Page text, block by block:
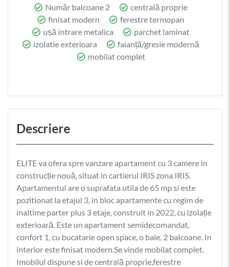
Număr balcoane 2
centrală proprie
finisat modern
ferestre termopan
ușă intrare metalica
parchet laminat
izolatie exterioara
faianță/gresie modernă
mobilat complet
Descriere
ELITE va ofera spre vanzare apartament cu 3 camere in
construcție nouă, situat in cartierul IRIS zona IRIS.
Apartamentul are o suprafata utila de 65 mp si este
pozitionat la etajul 3, in bloc apartamente cu regim de
inaltime parter plus 3 etaje, construit in 2022, cu izolație
exterioară. Este un apartament semidecomandat,
confort 1, cu bucatarie open space, o baie, 2 balcoane. In
interior este finisat modern.Se vinde mobilat complet.
Imobilul dispune si de centrală proprie,ferestre